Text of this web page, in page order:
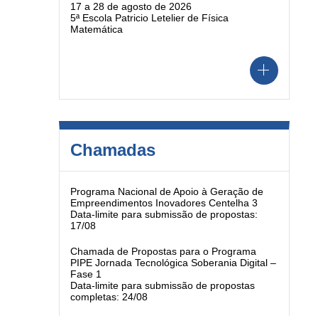
17 a 28 de agosto de 2026
5ª Escola Patricio Letelier de Física
Matemática
Chamadas
Programa Nacional de Apoio à Geração de
Empreendimentos Inovadores Centelha 3
Data-limite para submissão de propostas:
17/08
Chamada de Propostas para o Programa
PIPE Jornada Tecnológica Soberania Digital –
Fase 1
Data-limite para submissão de propostas
completas: 24/08